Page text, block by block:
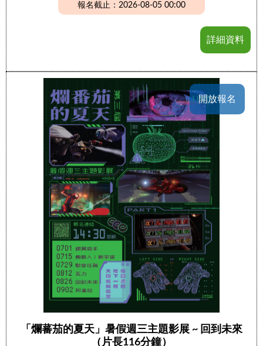
報名截止：2026-08-05 00:00
詳細資料
開放報名
「爛蕃茄的夏天」暑假週三主題影展 ~ 回到未來
（片長116分鐘）